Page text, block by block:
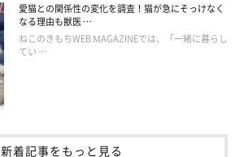
愛猫との関係性の変化を調査！猫が急にそっけなく
なる理由も獣医 …
ねこのきもちWEB MAGAZINEでは、「一緒に暮らし
てい …
新着記事をもっと見る